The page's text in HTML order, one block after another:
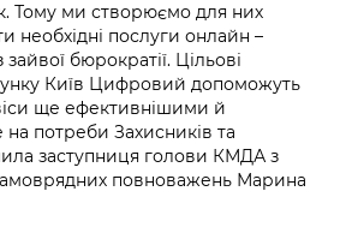
наука Києва
організації
Relations
спадщини
та Захисниць
переміщених
міській військовій
«Відкритий
рівень»
стану
запитів на
/ Contacts for mass
Тому ми створюємо для них
необхідні послуги онлайн –
бюрократії. Цільові
Київ Цифровий допоможуть
ще ефективнішими й
потреби Захисників та
заступниця голови КМДА з
повноважень Марина